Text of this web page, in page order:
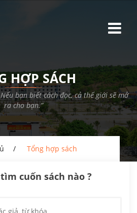
HỢP SÁCH
bạn biết cách đọc, cả thế giới sẽ mở
ra cho bạn.”
Tổng hợp sách
cuốn sách nào ?